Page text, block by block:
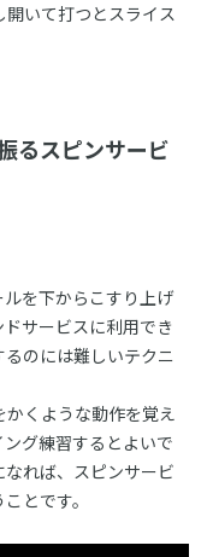
いて打つとスライス
るスピンサービ
を下からこすり上げ
サービスに利用でき
のには難しいテクニ
くような動作を覚え
グ練習するとよいで
れば、スピンサービ
とです。